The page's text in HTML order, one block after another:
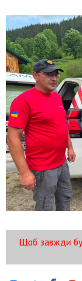
Щоб завжди